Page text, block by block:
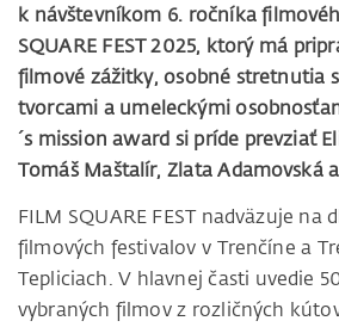
k návštevníkom 6. ročníka
SQUARE FEST 2025, ktorý má
filmové zážitky, osobné stretnutia
tvorcami a umeleckými
´s mission award si príde prevziať
Tomáš Maštalír, Zlata Adamovská
FILM SQUARE FEST nadväzuje
filmových festivalov v Trenčíne a
Tepliciach. V hlavnej časti uvedie
vybraných filmov z rozličných